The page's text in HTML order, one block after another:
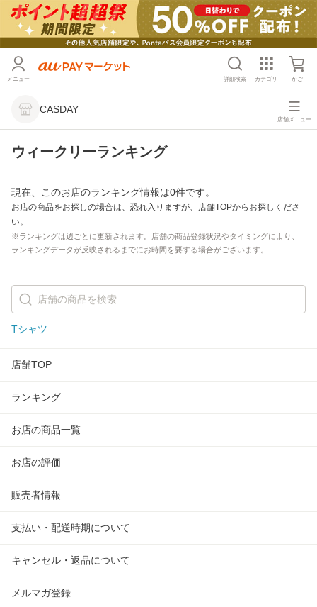
メニュー 詳細検索 カテゴリ かご
CASDAY
店舗メニュー
ウィークリーランキング
現在、このお店のランキング情報は0件です。
お店の商品をお探しの場合は、恐れ入りますが、店舗TOPからお探しくださ
い。
※ランキングは週ごとに更新されます。店舗の商品登録状況やタイミングにより、
ランキングデータが反映されるまでにお時間を要する場合がございます。
Tシャツ
店舗TOP
ランキング
お店の商品一覧
お店の評価
販売者情報
支払い・配送時期について
キャンセル・返品について
メルマガ登録